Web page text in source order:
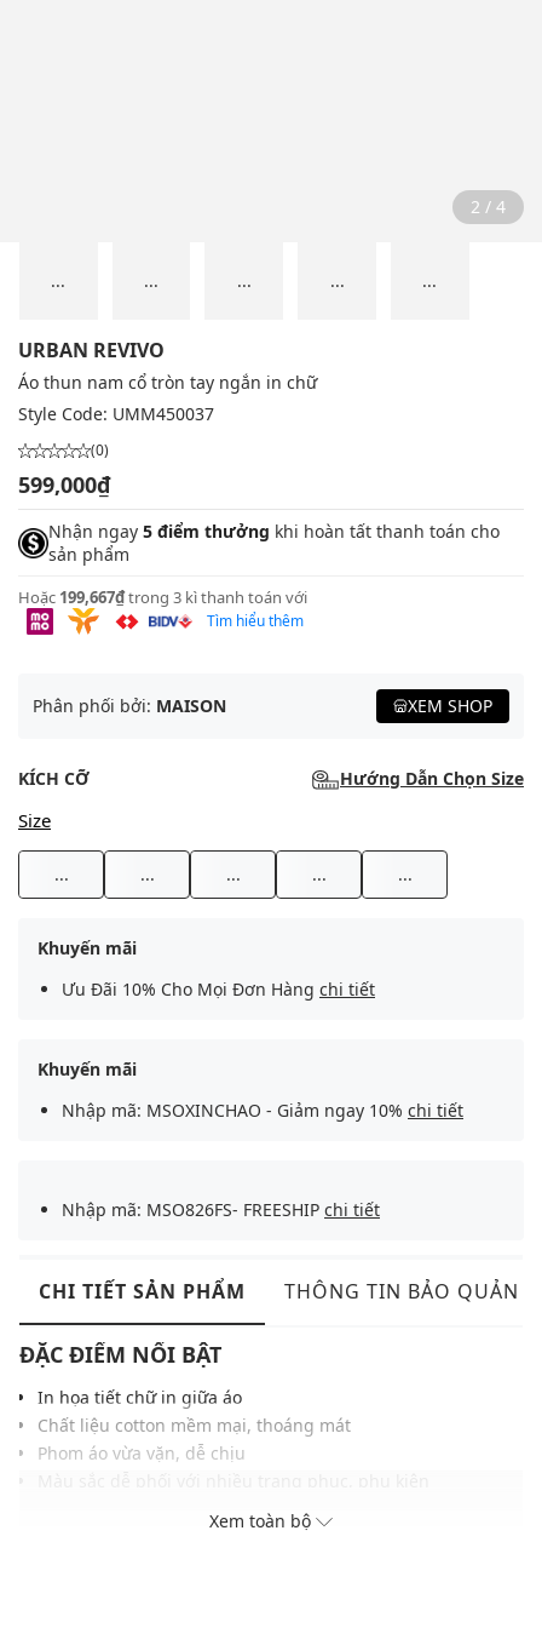
2 / 4
... ... ... ... ...
URBAN REVIVO
Áo thun nam cổ tròn tay ngắn in chữ
Style Code: UMM450037
(0)
599,000₫
Nhận ngay 5 điểm thưởng khi hoàn tất thanh toán cho
sản phẩm
Hoặc 199,667₫trong 3 kì thanh toán với
Tìm hiểu thêm
Phân phối bởi: MAISON XEM SHOP
KÍCH CỠ Hướng Dẫn Chọn Size
Size
... ... ... ... ...
Khuyến mãi
Ưu Đãi 10% Cho Mọi Đơn Hàng chi tiết
Khuyến mãi
Nhập mã: MSOXINCHAO - Giảm ngay 10% chi tiết
Nhập mã: MSO826FS- FREESHIP chi tiết
CHI TIẾT SẢN PHẨM THÔNG TIN BẢO QUẢN
ĐẶC ĐIỂM NỔI BẬT
In họa tiết chữ in giữa áo
Chất liệu cotton mềm mại, thoáng mát
Phom áo vừa vặn, dễ chịu
THÔNG TIN SẢN PHẨM
Xem toàn bộ